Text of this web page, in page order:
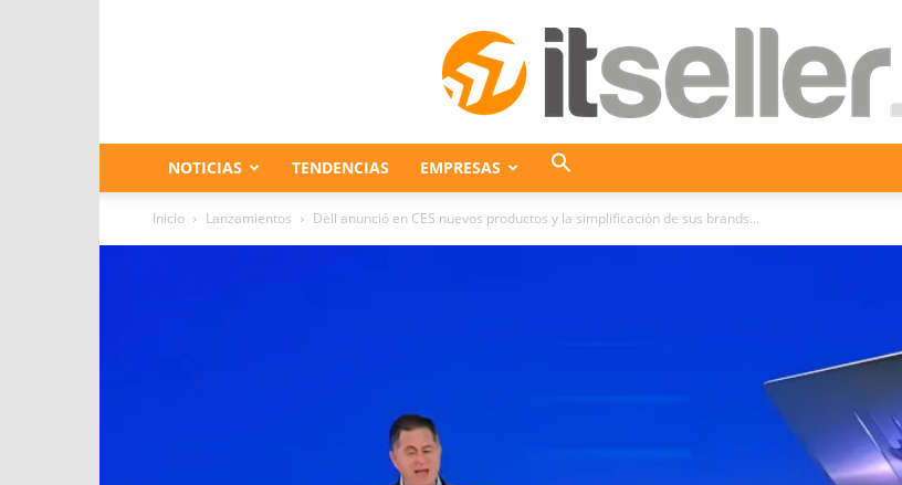
ITseller
NOTICIAS TENDENCIAS EMPRESAS
Inicio Lanzamientos Dell anunció en CES nuevos productos y la simplificación de sus brands...